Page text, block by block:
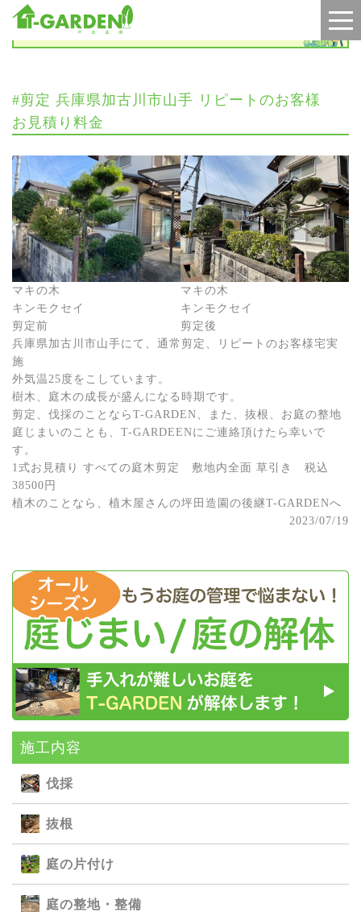
施工実績
施⼯内容
伐採
抜根
庭の⽚付け
庭の整地・整備
#剪定 兵庫県加古川市山手 リピートのお客様
お見積り料金
マキの木
キンモクセイ
剪定前
マキの木
キンモクセイ
剪定後
兵庫県加古川市山手にて、通常剪定、リピートのお客様宅実
施
外気温25度をこしています。
樹木、庭木の成長が盛んになる時期です。
剪定、伐採のことならT-GARDEN、また、抜根、お庭の整地
庭じまいのことも、T-GARDEENにご連絡頂けたら幸いで
す。
1式お見積り すべての庭木剪定 敷地内全面 草引き 税込
38500円
植木のことなら、植木屋さんの坪田造園の後継T-GARDENへ
2023/07/19